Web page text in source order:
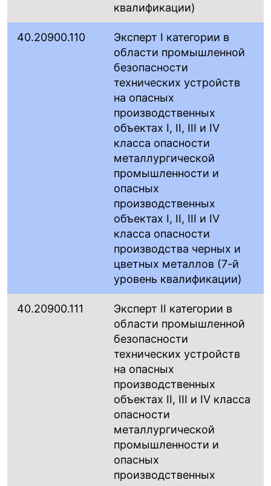
квалификации)
40.20900.110
Эксперт I категории в
области промышленной
безопасности
технических устройств
на опасных
производственных
объектах I, II, III и IV
класса опасности
металлургической
промышленности и
опасных
производственных
объектах I, II, III и IV
класса опасности
производства черных и
цветных металлов (7-й
уровень квалификации)
40.20900.111
Эксперт II категории в
области промышленной
безопасности
технических устройств
на опасных
производственных
объектах II, III и IV класса
опасности
металлургической
промышленности и
опасных
производственных